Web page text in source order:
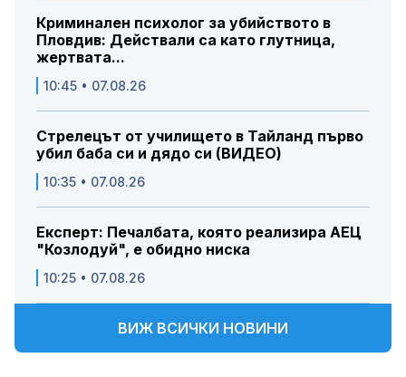
Криминален психолог за убийството в
Пловдив: Действали са като глутница,
жертвата...
10:45 • 07.08.26
Стрелецът от училището в Тайланд първо
убил баба си и дядо си (ВИДЕО)
10:35 • 07.08.26
Експерт: Печалбата, която реализира АЕЦ
"Козлодуй", е обидно ниска
10:25 • 07.08.26
ВИЖ ВСИЧКИ НОВИНИ